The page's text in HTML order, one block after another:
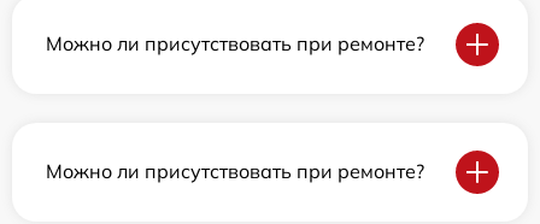
Можно ли присутствовать при ремонте?
Можно ли присутствовать при ремонте?